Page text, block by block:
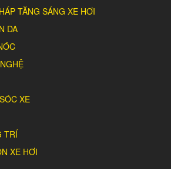
TĂNG SÁNG XE HƠI
DA
XE
TRÍ
XE HƠI